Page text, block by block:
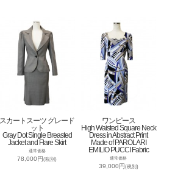
スカートスーツ グレード
ット
Gray Dot Single Breasted
Jacket and Flare Skirt
通常価格
78,000円(税別)
ワンピース
High Waisted Square Neck
Dress in Abstract Print
Made of PAROLARI
EMILIO PUCCI Fabric
通常価格
39,000円(税別)